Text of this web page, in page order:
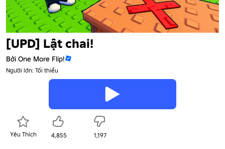
[UPD] Lật chai!
Bởi One More Flip!
Người lớn: Tối thiểu
Yêu Thích 4,855 1,197